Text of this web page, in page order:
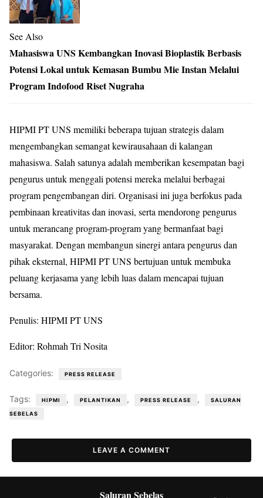
See Also
Mahasiswa UNS Kembangkan Inovasi Bioplastik Berbasis
Potensi Lokal untuk Kemasan Bumbu Mie Instan Melalui
Program Indofood Riset Nugraha
HIPMI PT UNS memiliki beberapa tujuan strategis dalam
mengembangkan semangatkewirausahaan di kalangan
mahasiswa. Salah satunya adalah memberikan kesempatan bagi
pengurus untuk menggali potensi mereka melalui berbagai
program pengembangan diri. Organisasi ini juga berfokus pada
pembinaan kreativitas dan inovasi, serta mendorongpengurus
untuk merancang program-program yang bermanfaat bagi
masyarakat. Dengan membangun sinergi antara pengurus dan
pihak eksternal, HIPMI PT UNS bertujuan untuk membuka
peluang kerjasama yang lebih luas dalam mencapai tujuan
bersama.
Penulis: HIPMI PT UNS
Editor: Rohmah Tri Nosita
Categories: PRESS RELEASE
Tags: HIPMI , PELANTIKAN , PRESS RELEASE , SALURAN
SEBELAS
LEAVE A COMMENT
Saluran Sebelas